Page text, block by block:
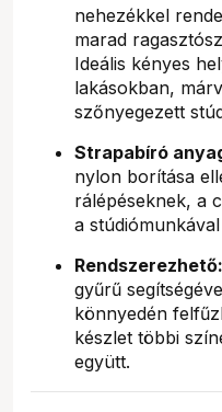
nehezékkel
marad
Ideális kényes
lakásokban,
szőnyegezett
Strapabíró
nylon borítása
rálépéseknek, a
a
Rendszerezhető:
gyűrű
könnyedén
készlet többi
együtt.